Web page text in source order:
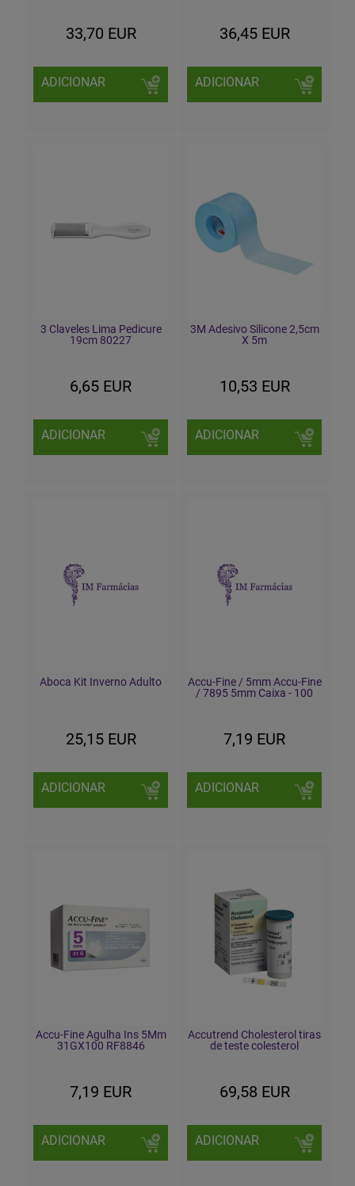
33,70 EUR
ADICIONAR
36,45 EUR
ADICIONAR
3 Claveles Lima Pedicure
19cm 80227
6,65 EUR
ADICIONAR
3M Adesivo Silicone 2,5cm
X 5m
10,53 EUR
ADICIONAR
Aboca Kit Inverno Adulto
25,15 EUR
ADICIONAR
Accu-Fine / 5mm Accu-Fine
/ 7895 5mm Caixa - 100
7,19 EUR
ADICIONAR
Accu-Fine Agulha Ins 5Mm
31GX100 RF8846
7,19 EUR
ADICIONAR
Accutrend Cholesterol tiras
de teste colesterol
69,58 EUR
ADICIONAR